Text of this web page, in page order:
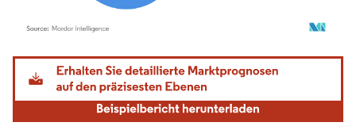
Bild © Mordor Intelligence. Wiederverwendung erfordert Namensnennung gemäß